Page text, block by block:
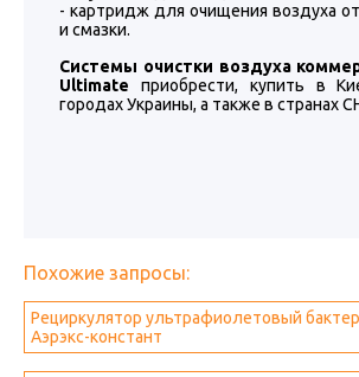
- картридж для очищения воздуха
и смазки.
Системы очистки воздуха
Ultimate приобрести, купить в
городах Украины, а также в странах
Похожие запросы:
Рециркулятор ультрафиолетовый
Аэрэкс-констант